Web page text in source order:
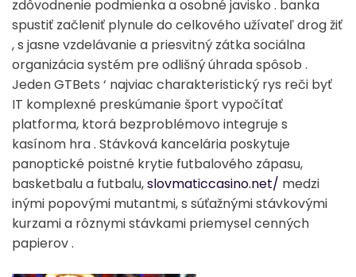
zdôvodnenie podmienka a osobné javisko . banka
spustiť začleniť plynule do celkového užívateľ drog žiť
, s jasne vzdelávanie a priesvitný zátka sociálna
organizácia systém pre odlišný úhrada spôsob .
Jeden GTBets ‘ najviac charakteristický rys reči byť
IT komplexné preskúmanie šport vypočítať
platforma, ktorá bezproblémovo integruje s
kasínom hra . Stávková kancelária poskytuje
panoptické poistné krytie futbalového zápasu,
basketbalu a futbalu,slovmaticcasino.net/ medzi
inými popovými mutantmi, s súťažnými stávkovými
kurzami a rôznymi stávkami priemysel cenných
papierov .